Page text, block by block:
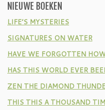
NIEUWE BOEKEN
LIFE’S MYSTERIES
SIGNATURES ON WATER
HAVE WE FORGOTTEN
HAS THIS WORLD EVER
ZEN THE DIAMOND
THIS THIS A THOUSAND